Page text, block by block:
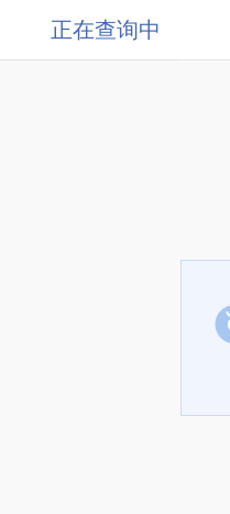
正在查询中